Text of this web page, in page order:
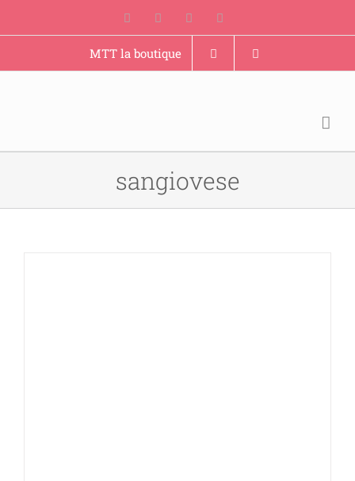
FacebookYouTubeInstagram
MTT la boutique
sangiovese